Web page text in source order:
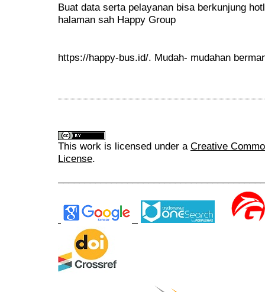
Buat data serta pelayanan bisa berkunjung
halaman sah Happy Group
https://happy-bus.id/. Mudah- mudahan
This work is licensed under a Creative
License.